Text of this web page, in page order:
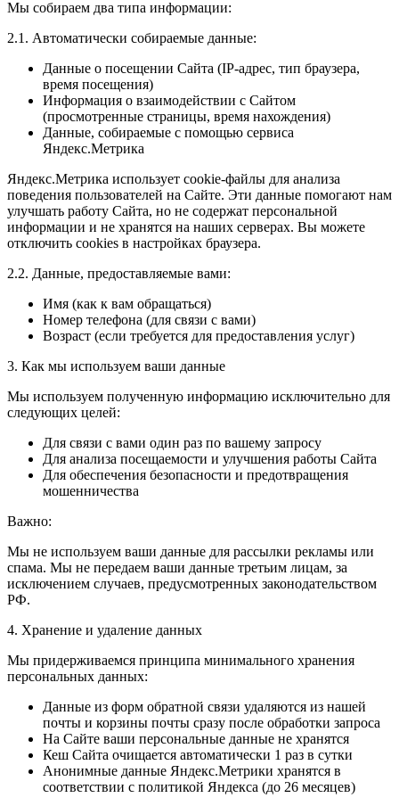
Мы собираем два типа информации:
2.1. Автоматически собираемые данные:
Данные о посещении Сайта (IP-адрес, тип браузера,
время посещения)
Информация о взаимодействии с Сайтом
(просмотренные страницы, время нахождения)
Данные, собираемые с помощью сервиса
Яндекс.Метрика
Яндекс.Метрика использует cookie-файлы для анализа
поведения пользователей на Сайте. Эти данные помогают нам
улучшать работу Сайта, но не содержат персональной
информации и не хранятся на наших серверах. Вы можете
отключить cookies в настройках браузера.
2.2. Данные, предоставляемые вами:
Имя (как к вам обращаться)
Номер телефона (для связи с вами)
Возраст (если требуется для предоставления услуг)
3. Как мы используем ваши данные
Мы используем полученную информацию исключительно для
следующих целей:
Для связи с вами один раз по вашему запросу
Для анализа посещаемости и улучшения работы Сайта
Для обеспечения безопасности и предотвращения
мошенничества
Важно:
Мы не используем ваши данные для рассылки рекламы или
спама. Мы не передаем ваши данные третьим лицам, за
исключением случаев, предусмотренных законодательством
РФ.
4. Хранение и удаление данных
Мы придерживаемся принципа минимального хранения
персональных данных:
Данные из форм обратной связи удаляются из нашей
почты и корзины почты сразу после обработки запроса
На Сайте ваши персональные данные не хранятся
Кеш Сайта очищается автоматически 1 раз в сутки
Анонимные данные Яндекс.Метрики хранятся в
соответствии с политикой Яндекса (до 26 месяцев)